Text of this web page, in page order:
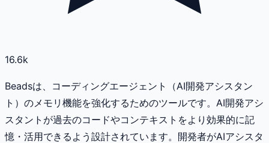
16.6k
Beadsは、コーディングエージェント（AI開発アシスタン
ト）のメモリ機能を強化するためのツールです。AI開発アシ
スタントが過去のコードやコンテキストをより効果的に記
憶・活用できるよう設計されています。開発者がAIアシスタ